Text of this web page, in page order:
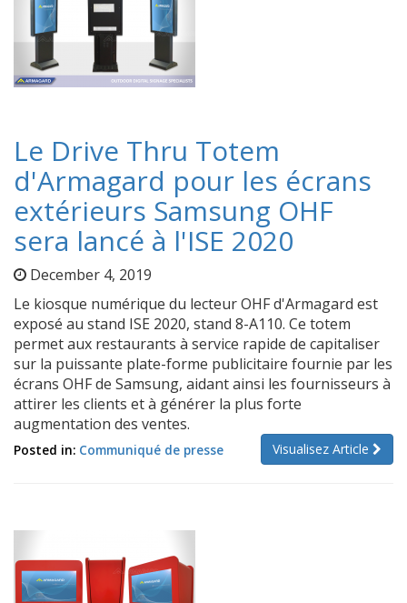
Le Drive Thru Totem
d'Armagard pour les écrans
extérieurs Samsung OHF
sera lancé à l'ISE 2020
December 4, 2019
Le kiosque numérique du lecteur OHF d'Armagard est
exposé au stand ISE 2020, stand 8-A110. Ce totem
permet aux restaurants à service rapide de capitaliser
sur la puissante plate-forme publicitaire fournie par les
écrans OHF de Samsung, aidant ainsi les fournisseurs à
attirer les clients et à générer la plus forte
augmentation des ventes.
Visualisez Article
Posted in: Communiqué de presse